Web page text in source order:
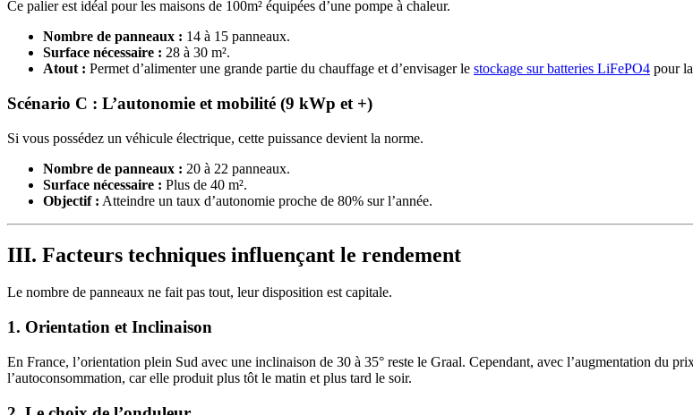
Ce palier est idéal pour les maisons de 100m² équipées d’une pompe à chaleur.
Nombre de panneaux : 14 à 15 panneaux.
Surface nécessaire : 28 à 30 m².
Atout : Permet d’alimenter une grande partie du chauffage et d’envisager le stockage sur batteries LiFePO4 pour
Scénario C : L’autonomie et mobilité (9 kWp et +)
Si vous possédez un véhicule électrique, cette puissance devient la norme.
Nombre de panneaux : 20 à 22 panneaux.
Surface nécessaire : Plus de 40 m².
Objectif : Atteindre un taux d’autonomie proche de 80% sur l’année.
III. Facteurs techniques influençant le rendement
Le nombre de panneaux ne fait pas tout, leur disposition est capitale.
1. Orientation et Inclinaison
En France, l’orientation plein Sud avec une inclinaison de 30 à 35° reste le Graal. Cependant, avec l’augmentation du
l’autoconsommation, car elle produit plus tôt le matin et plus tard le soir.